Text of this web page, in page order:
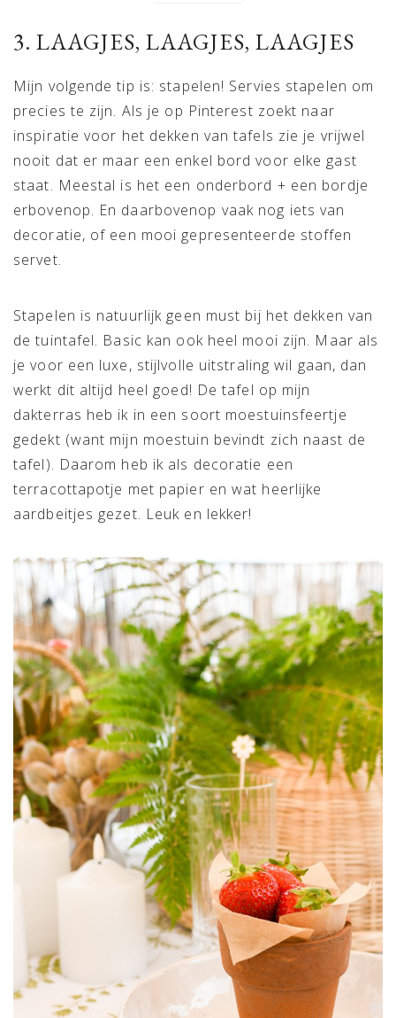
3. LAAGJES, LAAGJES, LAAGJES
Mijn volgende tip is: stapelen! Servies stapelen om
precies te zijn. Als je op Pinterest zoekt naar
inspiratie voor het dekken van tafels zie je vrijwel
nooit dat er maar een enkel bord voor elke gast
staat. Meestal is het een onderbord + een bordje
erbovenop. En daarbovenop vaak nog iets van
decoratie, of een mooi gepresenteerde stoffen
servet.
Stapelen is natuurlijk geen must bij het dekken van
de tuintafel. Basic kan ook heel mooi zijn. Maar als
je voor een luxe, stijlvolle uitstraling wil gaan, dan
werkt dit altijd heel goed! De tafel op mijn
dakterras heb ik in een soort moestuinsfeertje
gedekt (want mijn moestuin bevindt zich naast de
tafel). Daarom heb ik als decoratie een
terracottapotje met papier en wat heerlijke
aardbeitjes gezet. Leuk en lekker!